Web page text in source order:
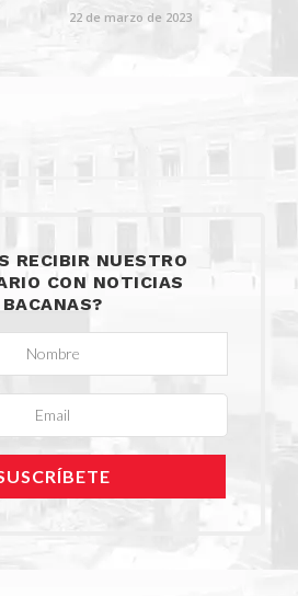
22 de marzo de 2023
RECIBIR NUESTRO
CON NOTICIAS
BACANAS?